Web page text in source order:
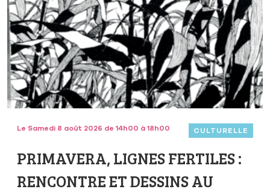
Le Samedi 8 août 2026 de 14h00 à 18h00 CULTURELLE
PRIMAVERA, LIGNES FERTILES :
RENCONTRE ET DESSINS AU